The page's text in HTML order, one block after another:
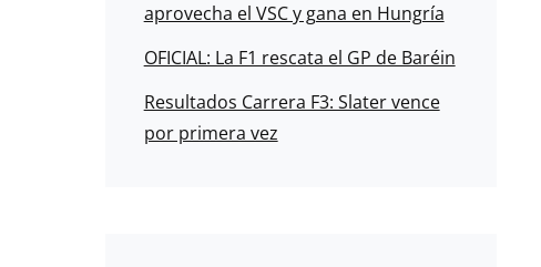
aprovecha el VSC y gana en Hungría
OFICIAL: La F1 rescata el GP de Baréin
Resultados Carrera F3: Slater vence
por primera vez